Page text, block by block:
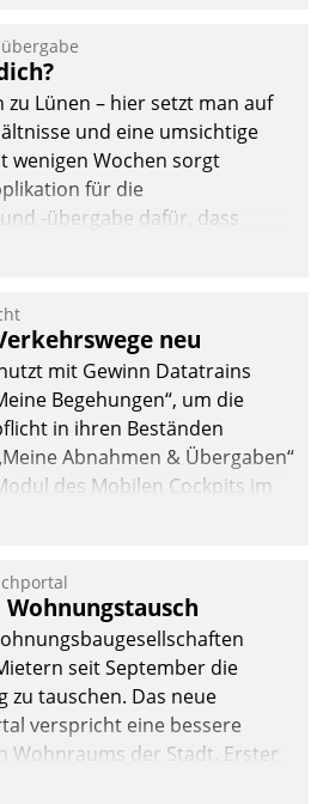
einen eigenen Kanal
Lünen – hier setzt man auf
und eine umsichtige
wenigen Wochen sorgt
für die
-übergabe dafür, dass
und, so es sein muss,
neu
mit Gewinn Datatrains
Begehungen“, um die
in ihren Beständen
Abnahmen & Übergaben“
des Mobilen Cockpits im
seit September die
zu tauschen. Das neue
verspricht eine bessere
Wohnraums der Stadt. Erster
Lösung API-Hub mit